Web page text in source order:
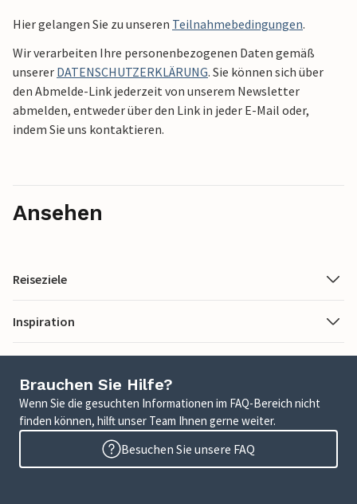
Hier gelangen Sie zu unseren Teilnahmebedingungen.
Wir verarbeiten Ihre personenbezogenen Daten gemäß
unserer DATENSCHUTZERKLÄRUNG. Sie können sich über
den Abmelde-Link jederzeit von unserem Newsletter
abmelden, entweder über den Link in jeder E-Mail oder,
indem Sie uns kontaktieren.
Ansehen
Reiseziele
Inspiration
Brauchen Sie Hilfe?
Wenn Sie die gesuchten Informationen im FAQ-Bereich nicht
finden können, hilft unser Team Ihnen gerne weiter.
Besuchen Sie unsere FAQ